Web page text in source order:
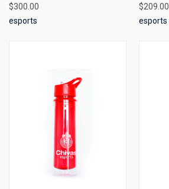
$300.00
esports
$209.00
esports